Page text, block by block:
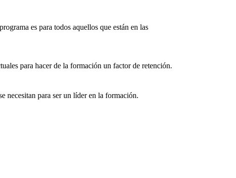
es para todos aquellos que están en las
para hacer de la formación un factor de retención.
necesitan para ser un líder en la formación.